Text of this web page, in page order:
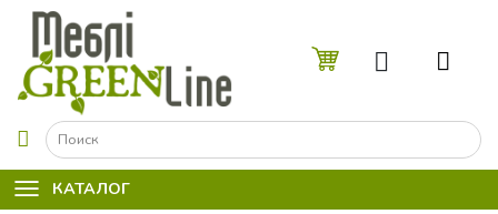
☰
КАТАЛОГ